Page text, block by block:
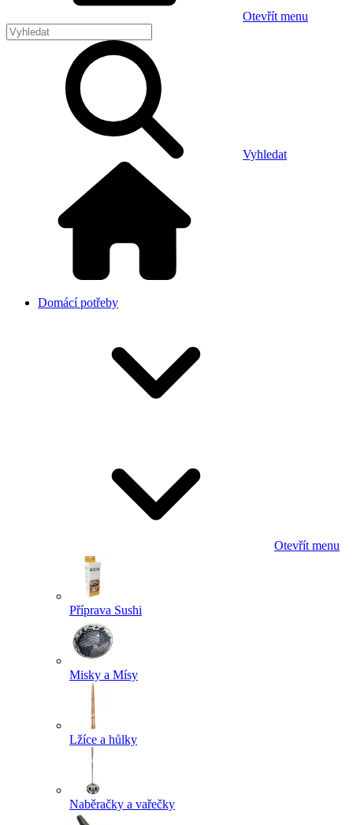
Otevřít menu
Vyhledat
Domácí potřeby
Otevřít menu
Příprava Sushi
Misky a Mísy
Lžíce a hůlky
Naběračky a vařečky